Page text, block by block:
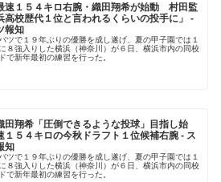
速１５４キロ右腕・織田翔希が始動 村田監
高校歴代１位と言われるくらいの投手に」 -
報知
ツで１９年ぶりの優勝を成し遂げ、夏の甲子園では１
８強入りした横浜（神奈川）が６日、横浜市内の同校
で新年最初の練習を行った。
田翔希「圧倒できるような投球」目指し始
５４キロの今秋ドラフト１位候補右腕 - ス
知
ツで１９年ぶりの優勝を成し遂げ、夏の甲子園では１
８強入りした横浜（神奈川）が６日、横浜市内の同校
で新年最初の練習を行った。